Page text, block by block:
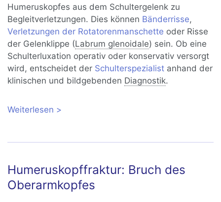
Humeruskopfes aus dem Schultergelenk zu
Begleitverletzungen. Dies können Bänderrisse,
Verletzungen der Rotatorenmanschette oder Risse
der Gelenklippe (Labrum glenoidale) sein. Ob eine
Schulterluxation operativ oder konservativ versorgt
wird, entscheidet der Schulterspezialist anhand der
klinischen und bildgebenden Diagnostik.
Weiterlesen über Schulterluxation und
Humeruskopffraktur: Bruch des
Oberarmkopfes